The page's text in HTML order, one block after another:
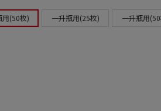
用(50枚) 一升瓶用(25枚) 一升瓶用